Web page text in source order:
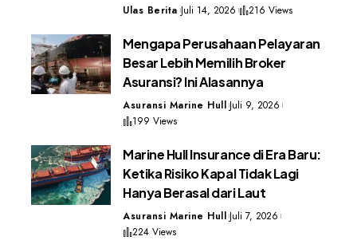
Ulas Berita Juli 14, 2026 216 Views
Mengapa Perusahaan Pelayaran
Besar Lebih Memilih Broker
Asuransi? Ini Alasannya
Asuransi Marine Hull Juli 9, 2026
199 Views
Marine Hull Insurance di Era Baru:
Ketika Risiko Kapal Tidak Lagi
Hanya Berasal dari Laut
Asuransi Marine Hull Juli 7, 2026
224 Views